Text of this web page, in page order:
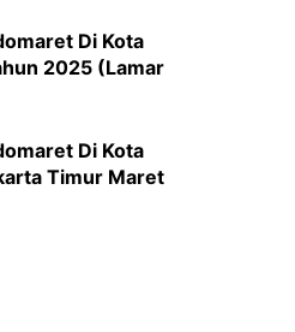
Di Kota
2025 (Lamar
Di Kota
Timur Maret